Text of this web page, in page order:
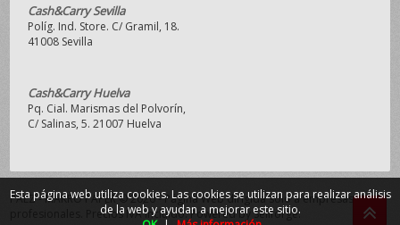
Cash&Carry Sevilla
Políg. Ind. Store. C/ Gramil, 18.
41008 Sevilla
Cash&Carry Huelva
Pq. Cial. Marismas del Polvorín,
C/ Salinas, 5. 21007 Huelva
PAEZ - MAKRO PAPER © 2026 - Página Web dirigida sólo a empresas y
profesionales. Precios IVA incluido.Powered by Sellforge.
Esta página web utiliza cookies. Las cookies se utilizan para realizar análisis
de la web y ayudan a mejorar este sitio.